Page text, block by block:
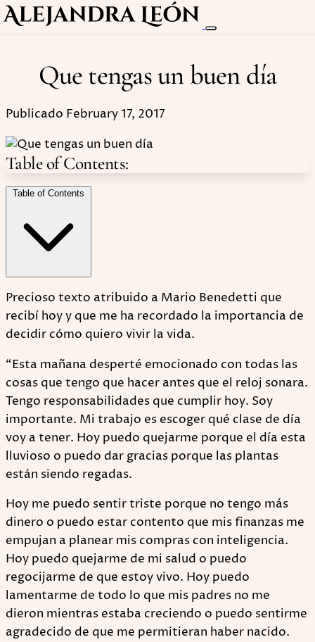
Que tengas un buen día
Publicado February 17, 2017
Table of Contents:
Table of Contents
Precioso texto atribuido a Mario Benedetti que
recibí hoy y que me ha recordado la importancia de
decidir cómo quiero vivir la vida.
“Esta mañana desperté emocionado con todas las
cosas que tengo que hacer antes que el reloj sonara.
Tengo responsabilidades que cumplir hoy. Soy
importante. Mi trabajo es escoger qué clase de día
voy a tener. Hoy puedo quejarme porque el día esta
lluvioso o puedo dar gracias porque las plantas
están siendo regadas.
Hoy me puedo sentir triste porque no tengo más
dinero o puedo estar contento que mis finanzas me
empujan a planear mis compras con inteligencia.
Hoy puedo quejarme de mi salud o puedo
regocijarme de que estoy vivo. Hoy puedo
lamentarme de todo lo que mis padres no me
dieron mientras estaba creciendo o puedo sentirme
agradecido de que me permitieran haber nacido.